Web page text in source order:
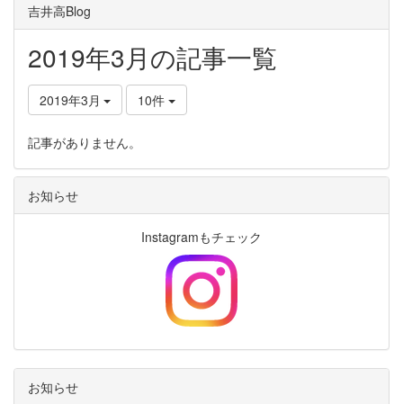
吉井高Blog
2019年3月の記事一覧
2019年3月 10件
記事がありません。
お知らせ
Instagramもチェック
お知らせ